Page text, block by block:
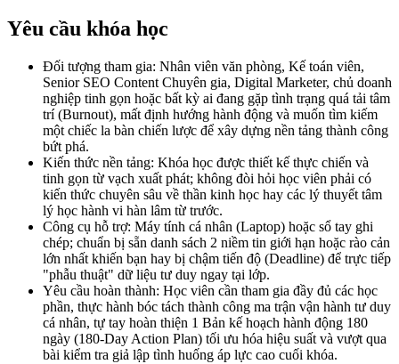
Yêu cầu khóa học
Đối tượng tham gia: Nhân viên văn phòng, Kế toán viên,
Senior SEO Content Chuyên gia, Digital Marketer, chủ doanh
nghiệp tinh gọn hoặc bất kỳ ai đang gặp tình trạng quá tải tâm
trí (Burnout), mất định hướng hành động và muốn tìm kiếm
một chiếc la bàn chiến lược để xây dựng nền tảng thành công
bứt phá.
Kiến thức nền tảng: Khóa học được thiết kế thực chiến và
tinh gọn từ vạch xuất phát; không đòi hỏi học viên phải có
kiến thức chuyên sâu về thần kinh học hay các lý thuyết tâm
lý học hành vi hàn lâm từ trước.
Công cụ hỗ trợ: Máy tính cá nhân (Laptop) hoặc sổ tay ghi
chép; chuẩn bị sẵn danh sách 2 niềm tin giới hạn hoặc rào cản
lớn nhất khiến bạn hay bị chậm tiến độ (Deadline) để trực tiếp
"phẫu thuật" dữ liệu tư duy ngay tại lớp.
Yêu cầu hoàn thành: Học viên cần tham gia đầy đủ các học
phần, thực hành bóc tách thành công ma trận vận hành tư duy
cá nhân, tự tay hoàn thiện 1 Bản kế hoạch hành động 180
ngày (180-Day Action Plan) tối ưu hóa hiệu suất và vượt qua
bài kiểm tra giả lập tình huống áp lực cao cuối khóa.